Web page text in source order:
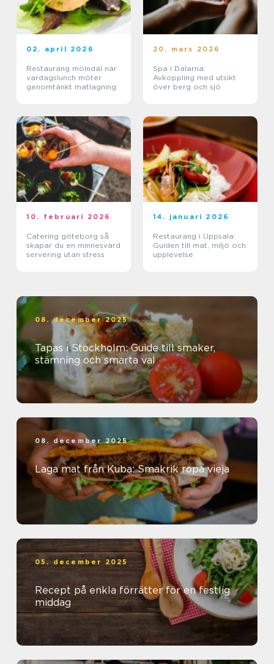
02. april 2026
Restaurang mölndal när
vardagslunch möter
genomtänkt matlagning
20. mars 2026
Spa i Dalarna:
Avkoppling med utsikt
över berg och sjö
10. februari 2026
Catering göteborg så
skapar du en minnesvärd
servering utan stress
14. januari 2026
Restaurang i Uppsala:
Guiden till mat, miljö och
upplevelse
08. december 2025
Tapas i Stockholm: Guide till smaker,
stämning och smarta val
08. december 2025
Laga mat från Kuba: Smakrik ropa vieja
05. december 2025
Recept på enkla förrätter för en festlig
middag